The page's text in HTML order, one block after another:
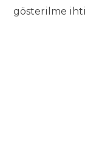
gösterilme